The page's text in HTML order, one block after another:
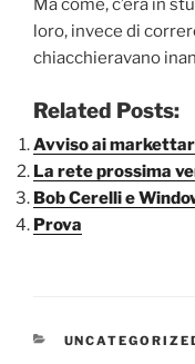
Ma come, c’era in
loro, invece di
chiacchieravano
Related Posts:
Avviso ai
La rete prossima
Bob Cerelli e
Prova
CATEGORIE